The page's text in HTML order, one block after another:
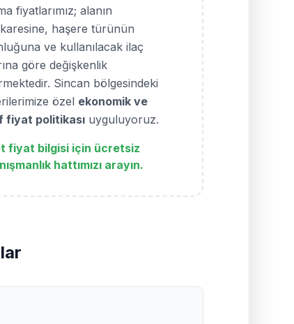
fiyatlarımız; alanın
haşere türünün
ve kullanılacak ilaç
göre değişkenlik
Sincan bölgesindeki
özel ekonomik ve
fiyat politikası uyguluyoruz.
fiyat bilgisi için ücretsiz
hattımızı arayın.